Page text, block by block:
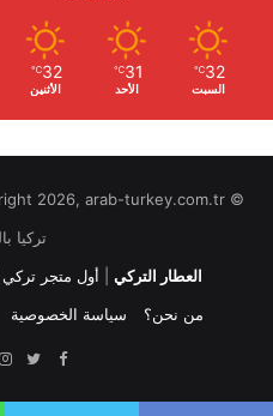
32
℃
السبت
31
℃
الأحد
32
℃
الأثنين
تركيا
العطار التركي
أول متجر تركي
من نحن؟
سياسة الخصوصية